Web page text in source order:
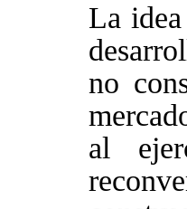
La
no
al